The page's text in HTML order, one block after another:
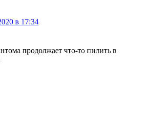
в 17:34
продолжает что-то пилить в